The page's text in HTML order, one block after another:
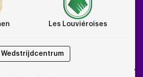
Les Louviéroises
Wedstrijdcentrum